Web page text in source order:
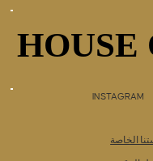
HOUSE
HOUSE
INSTAGRAM
الخاصة